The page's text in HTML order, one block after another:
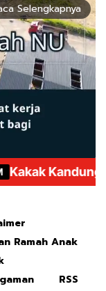
Selengkapnya
Ramah Anak
RSS